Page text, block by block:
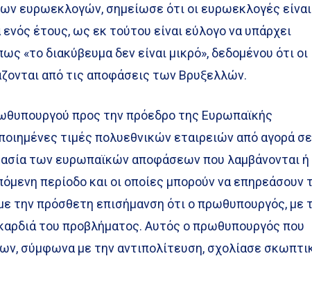
ευρωεκλογών, σημείωσε ότι οι ευρωεκλογές
έτους, ως εκ τούτου είναι εύλογο να υπάρχει
«το διακύβευμα δεν είναι μικρό», δεδομένου ότι οι
από τις αποφάσεις των Βρυξελλών.
προς την πρόεδρο της Ευρωπαϊκής
τιμές πολυεθνικών εταιρειών από αγορά σε
των ευρωπαϊκών αποφάσεων που λαμβάνονται ή
περίοδο και οι οποίες μπορούν να επηρεάσουν
την πρόσθετη επισήμανση ότι ο πρωθυπουργός, με
του προβλήματος. Αυτός ο πρωθυπουργός που
σύμφωνα με την αντιπολίτευση, σχολίασε